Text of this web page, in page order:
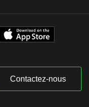
Contactez-nous